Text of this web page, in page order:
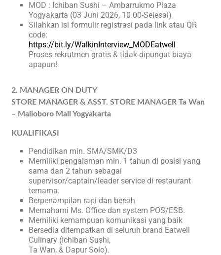
MOD : Ichiban Sushi – Ambarrukmo Plaza
Yogyakarta (03 Juni 2026, 10.00-Selesai)
Silahkan isi formulir registrasi pada link atau QR
code:
https://bit.ly/WalkinInterview_MODEatwell
Proses rekrutmen gratis & tidak dipungut biaya
apapun!
2. MANAGER ON DUTY
STORE MANAGER & ASST. STORE MANAGER Ta Wan
– Malioboro Mall Yogyakarta
KUALIFIKASI
Pendidikan min. SMA/SMK/D3
Memiliki pengalaman min. 1 tahun di posisi yang
sama dan 2 tahun sebagai
supervisor/captain/leader service di restaurant
ternama.
Berpenampilan rapi dan bersih
Memahami Ms. Office dan system POS/ESB.
Memiliki kemampuan komunikasi yang baik
Bersedia ditempatkan di seluruh brand Eatwell
Culinary (Ichiban Sushi,
Ta Wan, & Dapur Solo).